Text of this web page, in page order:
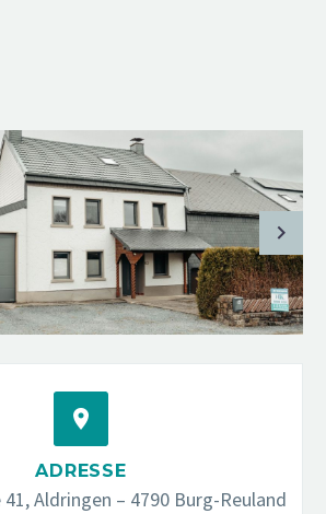


ADRESSE
Aldringen – 4790 Burg-Reuland